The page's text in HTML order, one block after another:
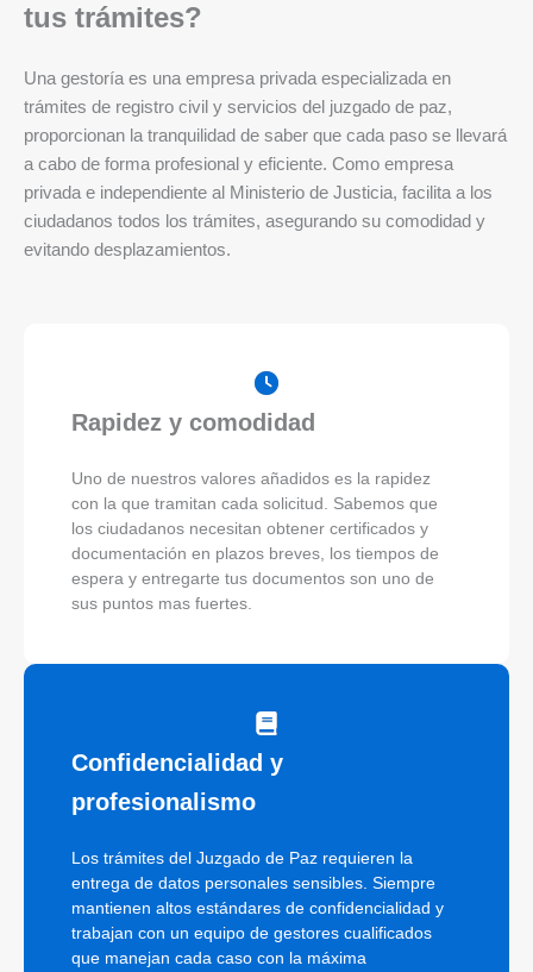
tus trámites?
Una gestoría es una empresa privada especializada en
trámites de registro civil y servicios del juzgado de paz,
proporcionan la tranquilidad de saber que cada paso se llevará
a cabo de forma profesional y eficiente. Como empresa
privada e independiente al Ministerio de Justicia, facilita a los
ciudadanos todos los trámites, asegurando su comodidad y
evitando desplazamientos.
Rapidez y comodidad
Uno de nuestros valores añadidos es la rapidez
con la que tramitan cada solicitud. Sabemos que
los ciudadanos necesitan obtener certificados y
documentación en plazos breves, los tiempos de
espera y entregarte tus documentos son uno de
sus puntos mas fuertes.
Confidencialidad y
profesionalismo
Los trámites del Juzgado de Paz requieren la
entrega de datos personales sensibles. Siempre
mantienen altos estándares de confidencialidad y
trabajan con un equipo de gestores cualificados
que manejan cada caso con la máxima